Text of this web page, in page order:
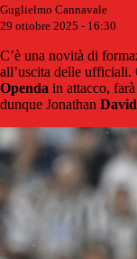
Guglielmo Cannavale
29 ottobre 2025 - 16:30
C’è una novità di
all’uscita delle ufficiali.
Openda in attacco,
dunque Jonathan David